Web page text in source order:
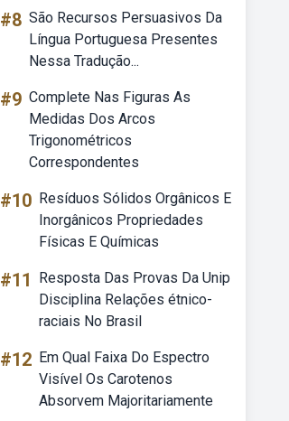
#8 São Recursos Persuasivos Da
Língua Portuguesa Presentes
Nessa Tradução...
#9 Complete Nas Figuras As
Medidas Dos Arcos
Trigonométricos
Correspondentes
#10 Resíduos Sólidos Orgânicos E
Inorgânicos Propriedades
Físicas E Químicas
#11
Resposta Das Provas Da Unip
Disciplina Relações étnico-
raciais No Brasil
#12 Em Qual Faixa Do Espectro
Visível Os Carotenos
Absorvem Majoritariamente